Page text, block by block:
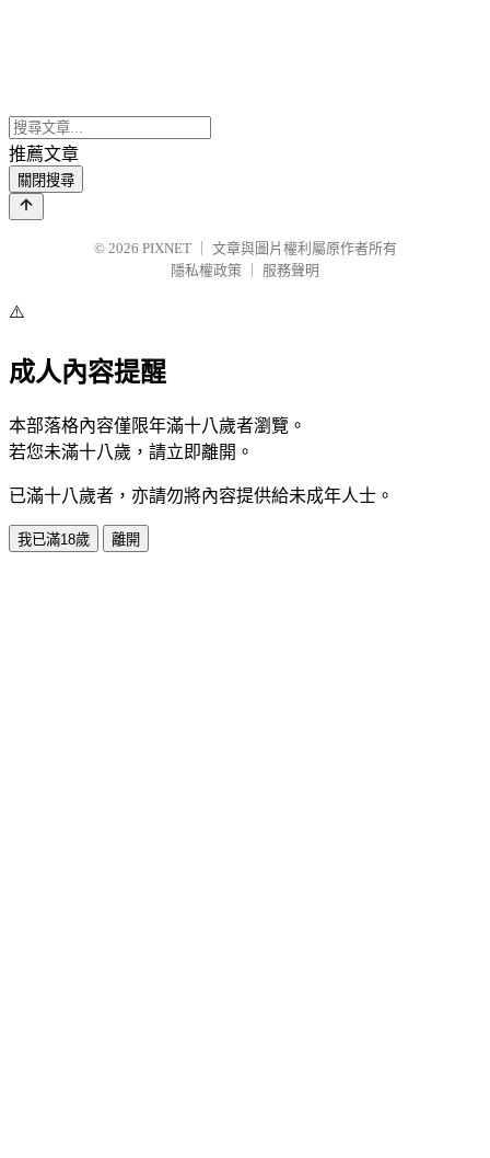
推薦文章
關閉搜尋
© 2026 PIXNET
文章與圖片權利屬原作者所有
隱私權政策
服務聲明
⚠️
成人內容提醒
本部落格內容僅限年滿十八歲者瀏覽。
若您未滿十八歲，請立即離開。
已滿十八歲者，亦請勿將內容提供給未成年人士。
我已滿18歲 離開